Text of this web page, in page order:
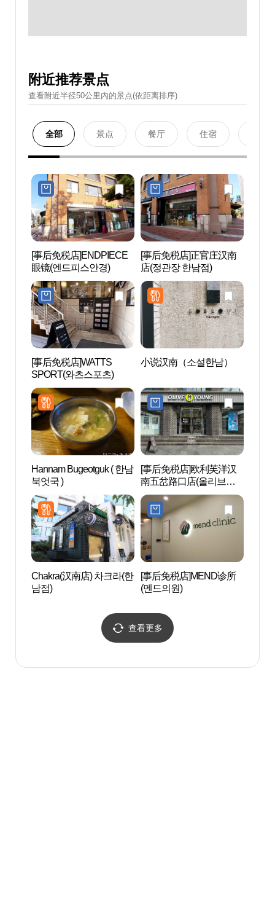
附近推荐景点
查看附近半径50公里內的景点(依距离排序)
全部 景点 餐厅 住宿
[事后免税店]ENDPIECE
眼镜(엔드피스안경)
[事后免税店]正官庄汉南
店(정관장 한남점)
[事后免税店]WATTS
SPORT(와츠스포츠)
小说汉南（소설한남）
Hannam Bugeotguk ( 한남
북엇국 )
[事后免税店]欧利芙洋汉
南五岔路口店(올리브영
한남오거리점)
Chakra(汉南店) 차크라(한
남점)
[事后免税店]MEND诊所
(멘드의원)
查看更多